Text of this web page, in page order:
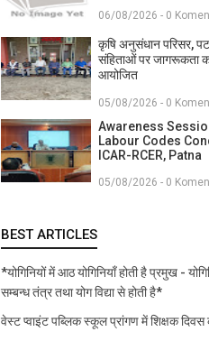
06/08/2026 - 0
कृषि अनुसंधान परिसर,
संहिताओं पर जागरूकता
आयोजित
05/08/2026 - 0
Awareness
Labour Codes
ICAR-RCER, Patna
05/08/2026 - 0
BEST ARTICLES
*योगिनियों में आठ योगिनियाँ होती है प्रमुख -
सम्बन्ध तंत्र तथा योग विद्या से होती है*
वेस्ट प्वाइंट पब्लिक स्कूल प्रांगण में शिक्षक दिवस